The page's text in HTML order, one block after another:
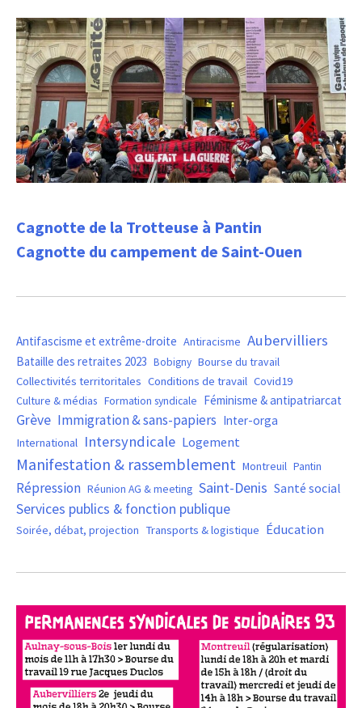
Cagnotte de la Trotteuse à Pantin
Cagnotte du campement de Saint-Ouen
Antifascisme et extrême-droite Antiracisme Aubervilliers
Bataille des retraites 2023 Bobigny Bourse du travail
Collectivités territoritales Conditions de travail Covid19
Culture & médias Formation syndicale Féminisme & antipatriarcat
Grève Immigration & sans-papiers Inter-orga
International Intersyndicale Logement
Manifestation & rassemblement Montreuil Pantin
Répression Réunion AG & meeting Saint-Denis Santé social
Services publics & fonction publique
Soirée, débat, projection Transports & logistique Éducation